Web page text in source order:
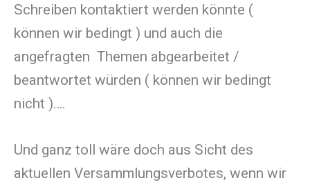
Schreiben kontaktiert werden könnte (
können wir bedingt ) und auch die
angefragten Themen abgearbeitet /
beantwortet würden ( können wir bedingt
nicht )….
Und ganz toll wäre doch aus Sicht des
aktuellen Versammlungsverbotes, wenn wir